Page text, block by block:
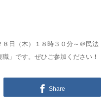
日（木）１８時３０分～＠民法
」です。ぜひご参加ください！
Share